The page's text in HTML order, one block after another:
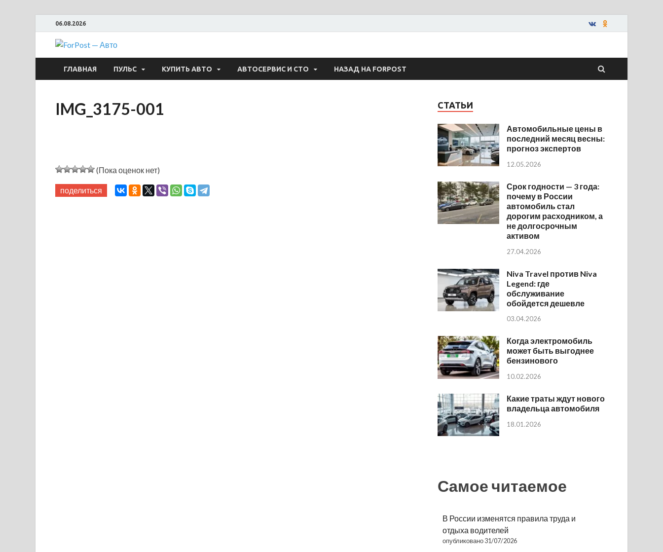
06.08.2026
ForPost — Авто
ГЛАВНАЯ ПУЛЬС КУПИТЬ АВТО АВТОСЕРВИС И СТО НАЗАД НА FORPOST
IMG_3175-001
(Пока оценок нет)
поделиться
СТАТЬИ
Автомобильные цены в
последний месяц весны:
прогноз экспертов
12.05.2026
Срок годности — 3 года:
почему в России
автомобиль стал
дорогим расходником, а
не долгосрочным
активом
27.04.2026
Niva Travel против Niva
Legend: где
обслуживание
обойдется дешевле
03.04.2026
Когда электромобиль
может быть выгоднее
бензинового
10.02.2026
Какие траты ждут нового
владельца автомобиля
18.01.2026
Самое читаемое
В России изменятся правила труда и
отдыха водителей
опубликовано 31/07/2026